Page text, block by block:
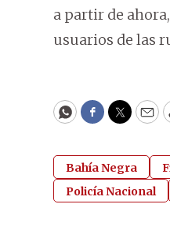
a partir de
usuarios de las
WhatsApp
Facebook
Bahía Negra
Policía Nacional